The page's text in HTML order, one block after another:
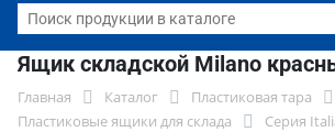
Ящик складской Milano
Главная Каталог
Пластиковая тара
Пластиковые ящики для склада
Серия